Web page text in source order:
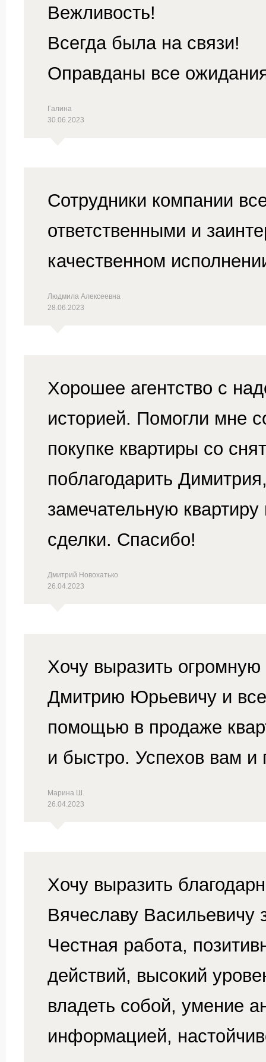
Вежливость!
Всегда была на связи!
Оправданы все
Галина
30.06.2023
Сотрудники компании
ответственными и
качественном
Людмила Алексеевна
28.06.2023
Хорошее агентство с
историей. Помогли мне
покупке квартиры со
поблагодарить
замечательную
сделки. Спасибо!
Дмитрий Новохатько
26.04.2023
Хочу выразить
Дмитрию Юрьевичу и
помощью в продаже
и быстро. Успехов вам и
Марина Ш.
26.04.2023
Хочу выразить
Вячеславу Васильевичу
Честная работа,
действий, высокий
владеть собой, умение
информацией,